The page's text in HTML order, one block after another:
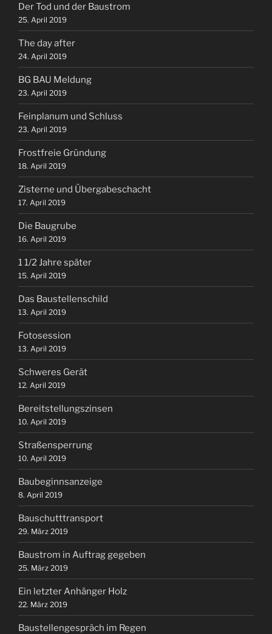
Der Tod und der Baustrom
25. April 2019
The day after
24. April 2019
BG BAU Meldung
23. April 2019
Feinplanum und Schluss
23. April 2019
Frostfreie Gründung
18. April 2019
Zisterne und Übergabeschacht
17. April 2019
Die Baugrube
16. April 2019
1 1/2 Jahre später
15. April 2019
Das Baustellenschild
13. April 2019
Fotosession
13. April 2019
Schweres Gerät
12. April 2019
Bereitstellungszinsen
10. April 2019
Straßensperrung
10. April 2019
Baubeginnsanzeige
8. April 2019
Bauschutttransport
29. März 2019
Baustrom in Auftrag gegeben
25. März 2019
Ein letzter Anhänger Holz
22. März 2019
Baustellengespräch im Regen